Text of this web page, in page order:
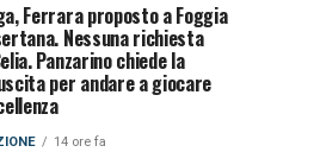
Ferrara proposto a Foggia
Nessuna richiesta
Panzarino chiede la
per andare a giocare
14 ore fa